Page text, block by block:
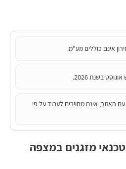
אינם כוללים מע"מ.
בשנת 2026.
עם האתר, אינם מחויבים לעבוד על פי
מזגנים במצפה